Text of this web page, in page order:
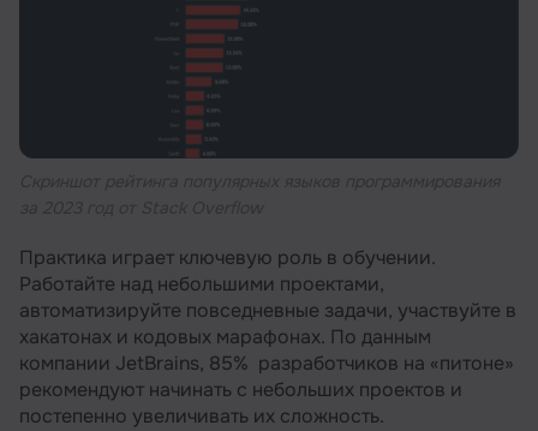
Практика играет ключевую роль в обучении.
Работайте над небольшими проектами,
автоматизируйте повседневные задачи, участвуйте в
хакатонах и кодовых марафонах. По данным
компании JetBrains, 85% разработчиков на «питоне»
рекомендуют начинать с небольших проектов и
постепенно увеличивать их сложность.